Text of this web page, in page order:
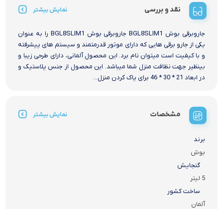
نقد و بررسی نمایش بیشتر
جاروبرقی بوش BGL8SLIM1 جاروبرقی بوش BGL8SLIM1 را به عنوان
یکی از جارو برقی هایی که دارای موتور قدرمتمند و سیستم های پیشرفته
و با کیفیت است میتوان نام برد. این محصول آلمانی، دارای طرحی زیبا و
بینظیر جهت نظافت منزل شما میباشد. این محصول از جنس پلاستیک و
در ابعاد 21 * 30 * 46 برای پاک کردن منزل...
مشخصات نمایش بیشتر
برند
بوش
گنجایش
5 لیتر
ساخت کشور
آلمان